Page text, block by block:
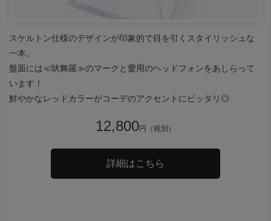
スケルトン仕様のデザインが印象的で目を引くスタイリッシュな
一本。
盤面には≪吠舞羅≫のマークと愛用のヘッドフォンをあしらって
います！
鮮やかなレッドカラーがコーデのアクセントにピッタリ◎
12,800円（税別）
詳細はこちら